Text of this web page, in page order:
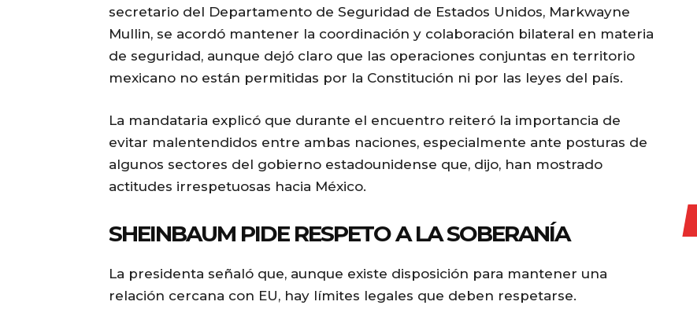
secretario del Departamento de Seguridad de Estados Unidos, Markwayne
Mullin, se acordó mantener la coordinación y colaboración bilateral en materia
de seguridad, aunque dejó claro que las operaciones conjuntas en territorio
mexicano no están permitidas por la Constitución ni por las leyes del país.
La mandataria explicó que durante el encuentro reiteró la importancia de
evitar malentendidos entre ambas naciones, especialmente ante posturas de
algunos sectores del gobierno estadounidense que, dijo, han mostrado
actitudes irrespetuosas hacia México.
SHEINBAUM PIDE RESPETO A LA SOBERANÍA
La presidenta señaló que, aunque existe disposición para mantener una
relación cercana con EU, hay límites legales que deben respetarse.